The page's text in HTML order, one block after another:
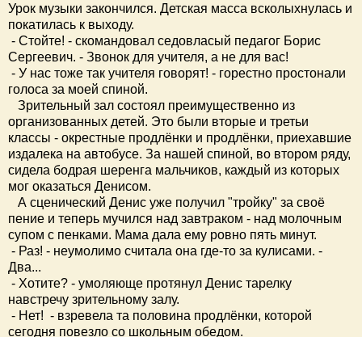
Урок музыки закончился. Детская масса всколыхнулась и
покатилась к выходу.
- Стойте! - скомандовал седовласый педагог Борис
Сергеевич. - Звонок для учителя, а не для вас!
- У нас тоже так учителя говорят! - горестно простонали
голоса за моей спиной.
Зрительный зал состоял преимущественно из
организованных детей. Это были вторые и третьи
классы - окрестные продлёнки и продлёнки, приехавшие
издалека на автобусе. За нашей спиной, во втором ряду,
сидела бодрая шеренга мальчиков, каждый из которых
мог оказаться Денисом.
А сценический Денис уже получил "тройку" за своё
пение и теперь мучился над завтраком - над молочным
супом с пенками. Мама дала ему ровно пять минут.
- Раз! - неумолимо считала она где-то за кулисами. -
Два...
- Хотите? - умоляюще протянул Денис тарелку
навстречу зрительному залу.
- Нет! - взревела та половина продлёнки, которой
сегодня повезло со школьным обедом.